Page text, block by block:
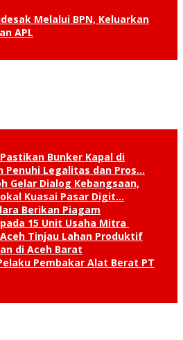
Melalui BPN, Keluarkan
APL
Bunker Kapal di
Penuhi Legalitas dan Pros…
Gelar Dialog Kebangsaan,
Kuasai Pasar Digit…
Berikan Piagam
15 Unit Usaha Mitra
Aceh Tinjau Lahan Produktif
di Aceh Barat
Pembakar Alat Berat PT